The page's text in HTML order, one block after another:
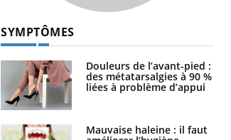
SYMPTÔMES
Douleurs de l’avant-pied :
des métatarsalgies à 90 %
liées à problème d’appui
Mauvaise haleine : il faut